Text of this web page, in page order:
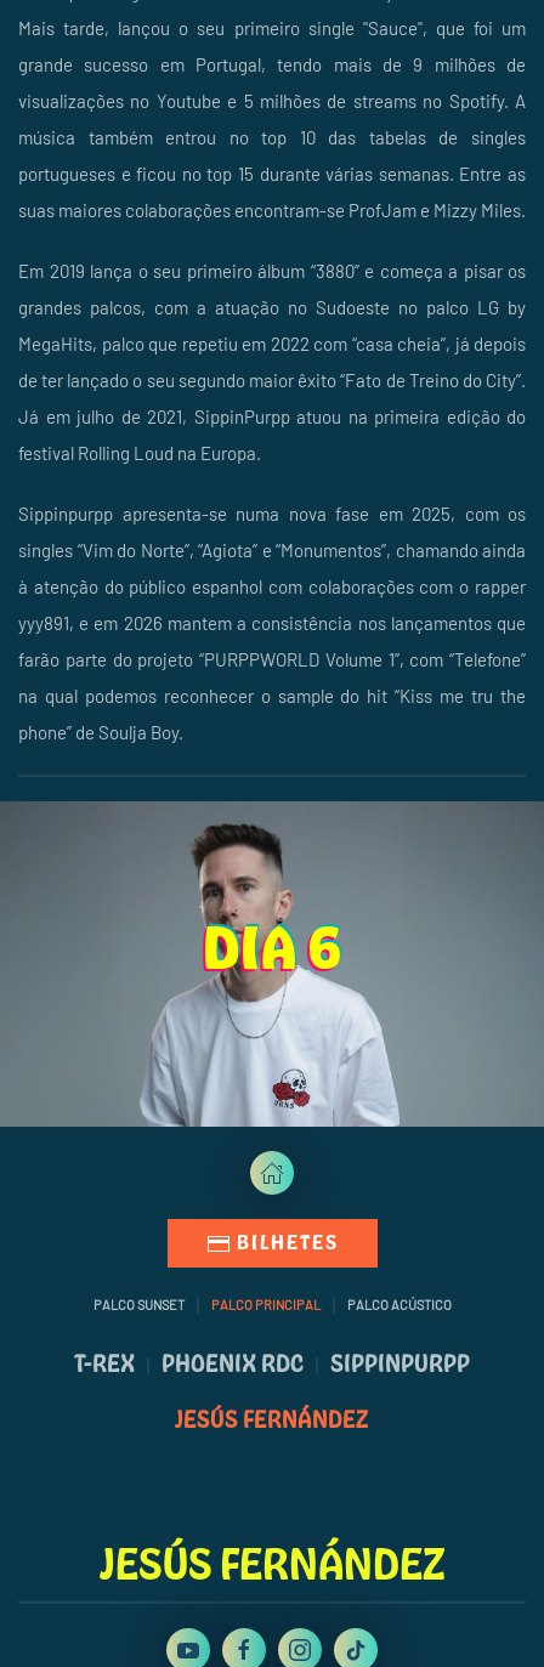
Mais tarde, lançou o seu primeiro single "Sauce", que foi um
grande sucesso em Portugal, tendo mais de 9 milhões de
visualizações no Youtube e 5 milhões de streams no Spotify. A
música também entrou no top 10 das tabelas de singles
portugueses e ficou no top 15 durante várias semanas. Entre as
suas maiores colaborações encontram-se ProfJam e Mizzy Miles.
Em 2019 lança o seu primeiro álbum “3880” e começa a pisar os
grandes palcos, com a atuação no Sudoeste no palco LG by
MegaHits, palco que repetiu em 2022 com “casa cheia”, já depois
de ter lançado o seu segundo maior êxito “Fato de Treino do City”.
Já em julho de 2021, SippinPurpp atuou na primeira edição do
festival Rolling Loud na Europa.
Sippinpurpp apresenta-se numa nova fase em 2025, com os
singles “Vim do Norte”, “Agiota” e “Monumentos”, chamando ainda
à atenção do público espanhol com colaborações com o rapper
yyy891, e em 2026 mantem a consistência nos lançamentos que
farão parte do projeto “PURPPWORLD Volume 1”, com “Telefone”
na qual podemos reconhecer o sample do hit “Kiss me tru the
phone” de Soulja Boy.
DIA 6
BILHETES
PALCO SUNSET PALCO PRINCIPAL PALCO ACÚSTICO
T-REX PHOENIX RDC SIPPINPURPP
JESÚS FERNÁNDEZ
JESÚS FERNÁNDEZ